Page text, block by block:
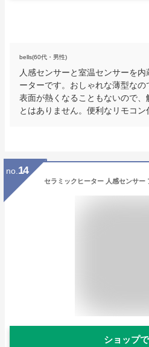
bells(60代・男性)
人感センサーと室温センサーを
ーターです。おしゃれな薄型なの
表面が熱くなることもないので、
とはありません。便利なリモコン
no. 14
ショップ